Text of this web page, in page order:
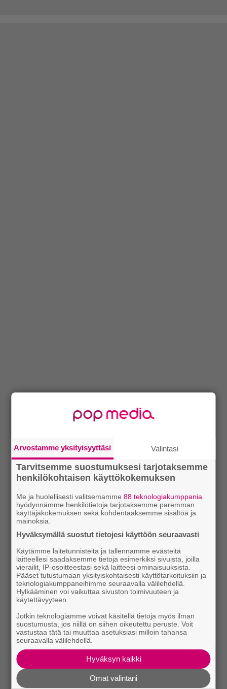
Arvostamme yksityisyyttäsi Valintasi
Tarvitsemme suostumuksesi tarjotaksemme
henkilökohtaisen käyttökokemuksen
Me ja huolellisesti valitsemamme88 teknologiakumppania
hyödynnämme henkilötietoja tarjotaksemme paremman
käyttäjäkokemuksen sekä kohdentaaksemme sisältöä ja
mainoksia.
Hyväksymällä suostut tietojesi käyttöön seuraavasti
Käytämme laitetunnisteita ja tallennamme evästeitä
laitteellesi saadaksemme tietoja esimerkiksi sivuista, joilla
vierailit, IP-osoitteestasi sekä laitteesi ominaisuuksista.
Pääset tutustumaan yksityiskohtaisesti käyttötarkoituksiin ja
teknologiakumppaneihimme seuraavalla välilehdellä.
Hylkääminen voi vaikuttaa sivuston toimivuuteen ja
käytettävyyteen.
Jotkin teknologiamme voivat käsitellä tietoja myös ilman
suostumusta, jos niillä on siihen oikeutettu peruste. Voit
vastustaa tätä tai muuttaa asetuksiasi milloin tahansa
seuraavalla välilehdellä.
Hyväksyn kaikki
Omat valintani